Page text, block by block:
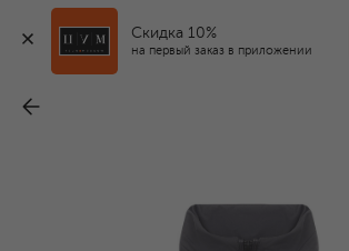
Скидка 10%
на первый заказ в приложении
53